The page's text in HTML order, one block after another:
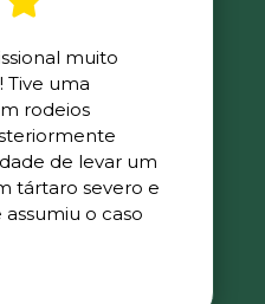
muito
Tive uma
rodeios
de levar um
tártaro severo e
o caso